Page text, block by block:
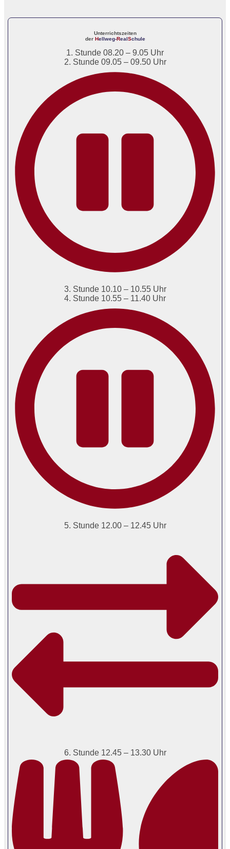
Unterrichtszeiten
der Hellweg-RealSchule
1. Stunde 08.20 – 9.05 Uhr
2. Stunde 09.05 – 09.50 Uhr
3. Stunde 10.10 – 10.55 Uhr
4. Stunde 10.55 – 11.40 Uhr
5. Stunde 12.00 – 12.45 Uhr
6. Stunde 12.45 – 13.30 Uhr